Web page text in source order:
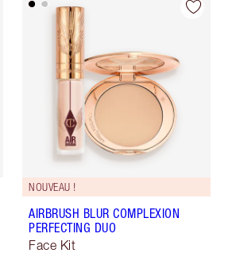
NOUVEAU !
AIRBRUSH BLUR COMPLEXION
PERFECTING DUO
Face Kit